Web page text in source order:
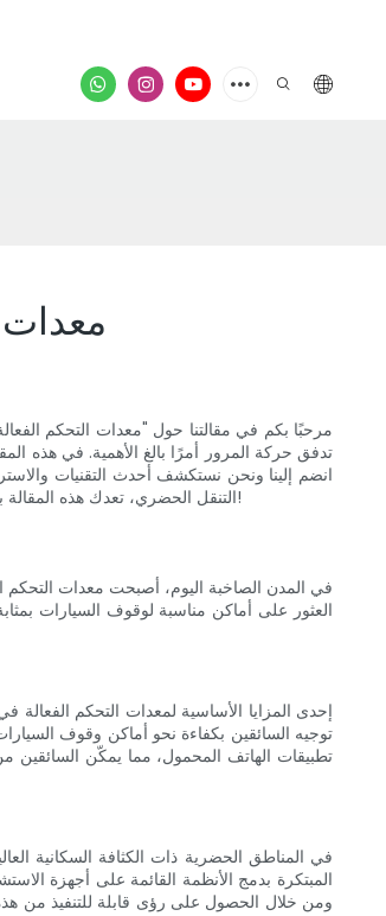
مرحبًا بكم في مقالتنا حول "معدات التحكم
تدفق حركة المرور أمرًا بالغ الأهمية. في هذه
انضم إلينا ونحن نستكشف أحدث التقنيات
التنقل الحضري، تعدك هذه المقالة بتقديم رؤى قيمة وإلهام الأفكار لحلول مرورية أكثر ذكاءً. دعونا نتعمق ونكتشف مدى كفاءة معدات التحكم في مواقف السيارات في إحداث ثورة في المناظر الطبيعية للمدينة!
في المدن الصاخبة اليوم، أصبحت معدات التحكم
العثور على أماكن مناسبة لوقوف السيارات
إحدى المزايا الأساسية لمعدات التحكم
تطبيقات الهاتف المحمول، مما يمكّن السائقين
في المناطق الحضرية ذات الكثافة السكانية
ومن خلال الحصول على رؤى قابلة للتنفيذ من